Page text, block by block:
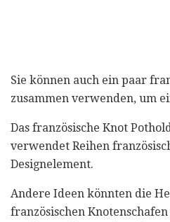
Sie können auch ein paar
zusammen verwenden, um
Das französische Knot
verwendet Reihen
Designelement.
Andere Ideen könnten die
französischen